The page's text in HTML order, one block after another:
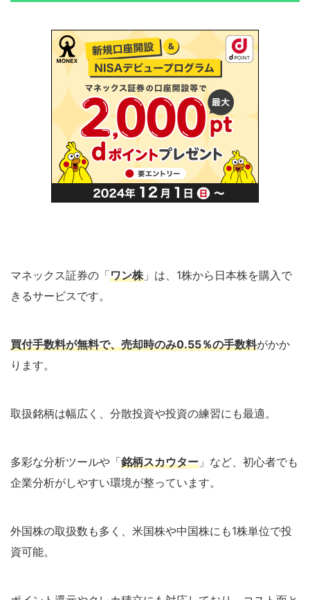
マネックス証券の「ワン株 」は、1株から日本株を購入で
きるサービスです。
買付手数料が無料で、売却時のみ0.55％の手数料がかか
ります。
取扱銘柄は幅広く、分散投資や投資の練習にも最適。
多彩な分析ツールや「銘柄スカウター 」など、初心者でも
企業分析がしやすい環境が整っています。
外国株の取扱数も多く、米国株や中国株にも1株単位で投
資可能。